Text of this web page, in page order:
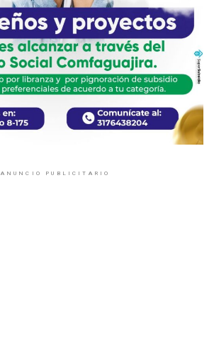
ANUNCIO PUBLICITARIO